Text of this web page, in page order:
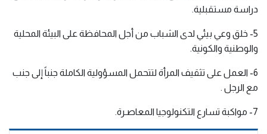
دراسة مستقبلية.
5- خلق وعي بيئي لدى الشباب من أجل المحافظة على البيئة المحلية
والوطنية والكونية.
6- العمل على تثقيف المرأة لتتحمل المسؤولية الكاملة جنباً إلى جنب
مع الرجل .
7- مواكبة تسارع التكنولوجيا المعاصـرة.